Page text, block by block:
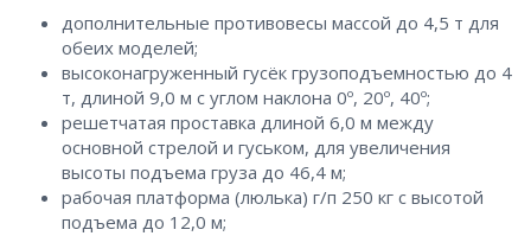
дополнительные противовесы массой до 4,5 т для
обеих моделей;
высоконагруженный гусёк грузоподъемностью до 4
т, длиной 9,0 м с углом наклона 0º, 20º, 40º;
решетчатая проставка длиной 6,0 м между
основной стрелой и гуськом, для увеличения
высоты подъема груза до 46,4 м;
рабочая платформа (люлька) г/п 250 кг с высотой
подъема до 12,0 м;